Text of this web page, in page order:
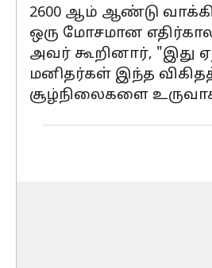
2600 ஆம் ஆண்டு
ஒரு மோசமான
அவர் கூறினார், "இது
மனிதர்கள் இந்த
சூழ்நிலைகளை